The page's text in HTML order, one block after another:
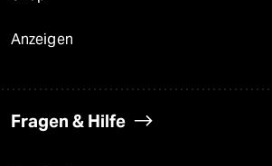
Anzeigen
Fragen & Hilfe